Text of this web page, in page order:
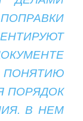
ПОРЯДОК
В НЕМ